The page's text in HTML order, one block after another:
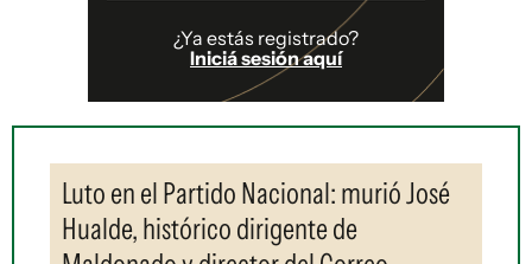
¿Ya estás registrado?
Iniciá sesión aquí
Luto en el Partido Nacional: murió José
Hualde, histórico dirigente de